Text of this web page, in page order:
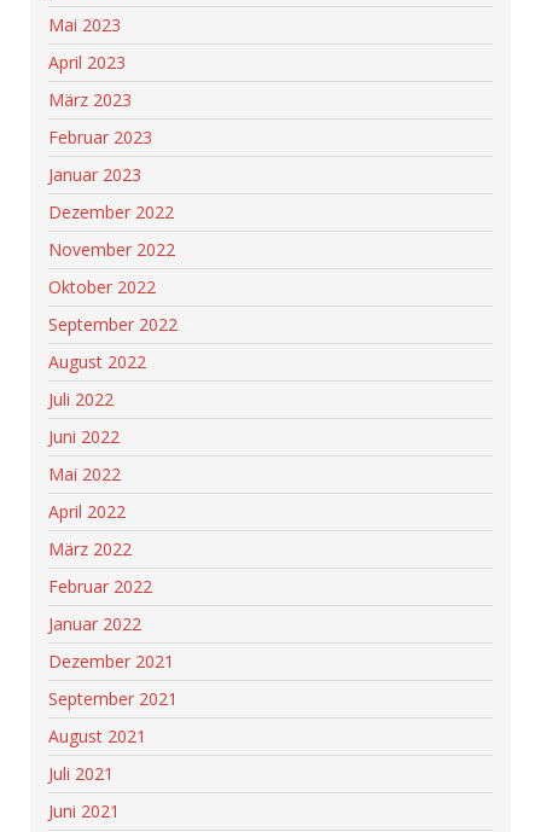
Mai 2023
April 2023
März 2023
Februar 2023
Januar 2023
Dezember 2022
November 2022
Oktober 2022
September 2022
August 2022
Juli 2022
Juni 2022
Mai 2022
April 2022
März 2022
Februar 2022
Januar 2022
Dezember 2021
September 2021
August 2021
Juli 2021
Juni 2021